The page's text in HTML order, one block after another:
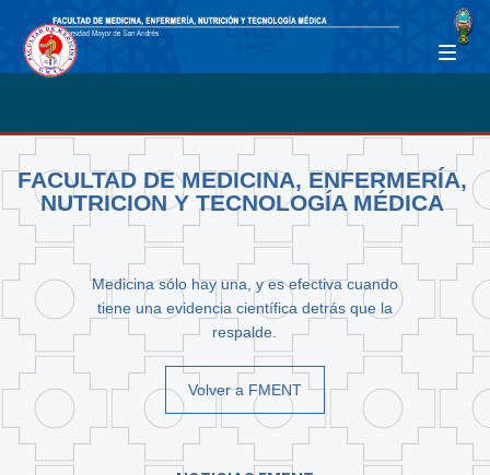
FACULTAD DE MEDICINA, ENFERMERÍA,
NUTRICION Y TECNOLOGÍA MÉDICA
Medicina sólo hay una, y es efectiva cuando
tiene una evidencia científica detrás que la
respalde.
Volver a FMENT